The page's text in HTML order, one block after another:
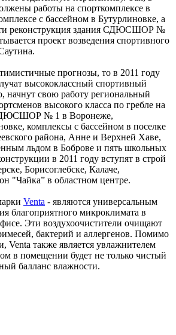
работы на спорткомплексе в
с бассейном в Бутурлиновке, а
реконструкция здания СДЮСШОР №
проект возведения спортивного
прогнозы, то в 2011 году
высококлассный спортивный
начнут свою работу региональный
высокого класса по гребле на
№ 1 в Воронеже,
комплексы с бассейном в поселке
района, Анне и Верхней Хаве,
льдом в Боброве и пять школьных
в 2011 году вступят в строй
Борисоглебске, Калаче,
"Чайка” в областном центре.
Venta - являются универсальным
благоприятного микроклимата в
Эти воздухоочистители очищают
бактерий и аллергенов. Помимо
Venta также является увлажнителем
в помещении будет не только чистый
балланс влажности.